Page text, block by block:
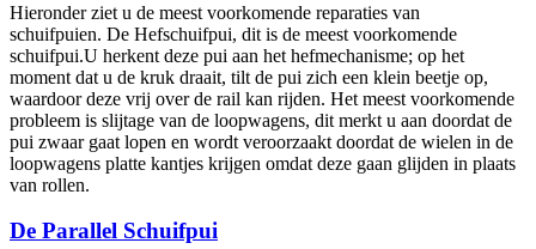
Hieronder ziet u de meest voorkomende reparaties van
schuifpuien. De Hefschuifpui, dit is de meest voorkomende
schuifpui.U herkent deze pui aan het hefmechanisme; op het
moment dat u de kruk draait, tilt de pui zich een klein beetje op,
waardoor deze vrij over de rail kan rijden. Het meest voorkomende
probleem is slijtage van de loopwagens, dit merkt u aan doordat de
pui zwaar gaat lopen en wordt veroorzaakt doordat de wielen in de
loopwagens platte kantjes krijgen omdat deze gaan glijden in plaats
van rollen.
De Parallel Schuifpui